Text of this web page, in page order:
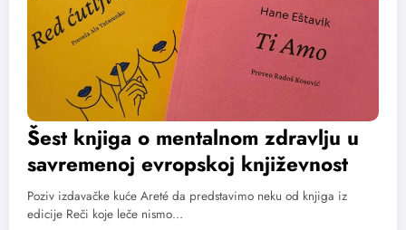
Šest knjiga o mentalnom zdravlju u
savremenoj evropskoj književnost
Poziv izdavačke kuće Areté da predstavimo neku od knjiga iz
edicije Reči koje leče nismo…